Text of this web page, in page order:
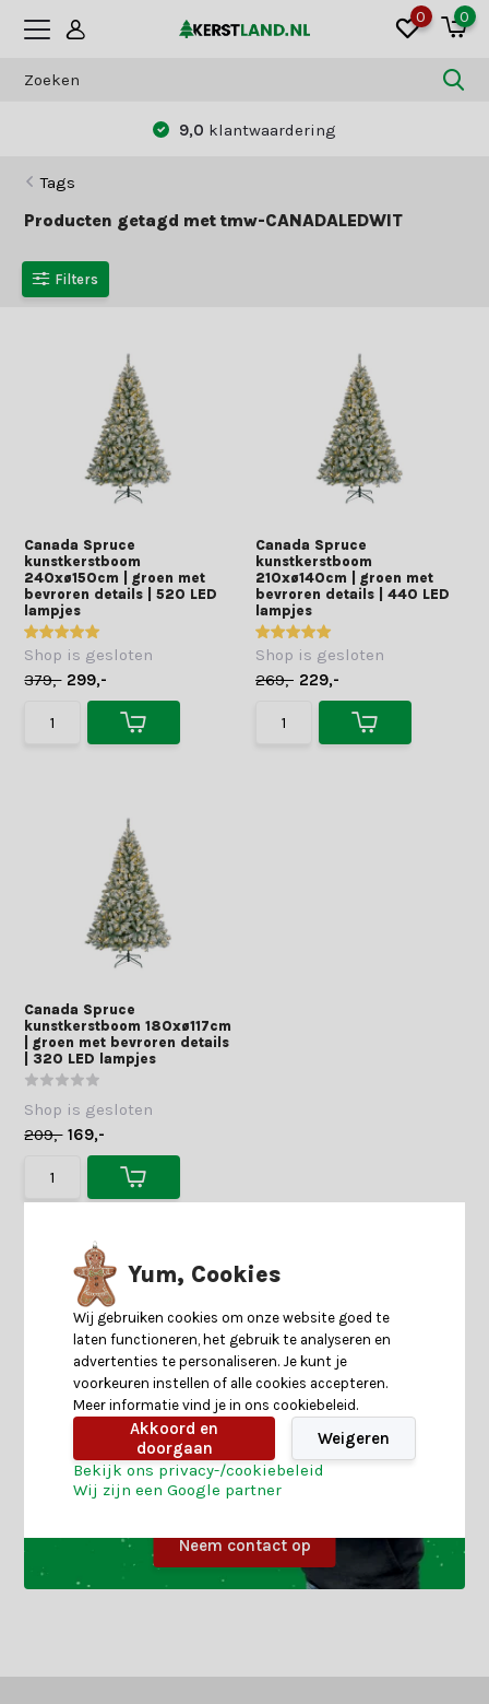
0 0
9,0 klantwaardering
Tags
Producten getagd met tmw-CANADALEDWIT
Filters
Canada Spruce
kunstkerstboom
240xø150cm | groen met
bevroren details | 520 LED
lampjes
Shop is gesloten
379,- 299,-
Canada Spruce
kunstkerstboom
210xø140cm | groen met
bevroren details | 440 LED
lampjes
Shop is gesloten
269,- 229,-
Canada Spruce
kunstkerstboom 180xø117cm
| groen met bevroren details
| 320 LED lampjes
Shop is gesloten
209,- 169,-
Neem contact op
Yum, Cookies
Wij gebruiken cookies om onze website goed te
laten functioneren, het gebruik te analyseren en
advertenties te personaliseren. Je kunt je
voorkeuren instellen of alle cookies accepteren.
Meer informatie vind je in ons cookiebeleid.
Akkoord en
doorgaan
Weigeren
Bekijk ons privacy-/cookiebeleid
Wij zijn een Google partner